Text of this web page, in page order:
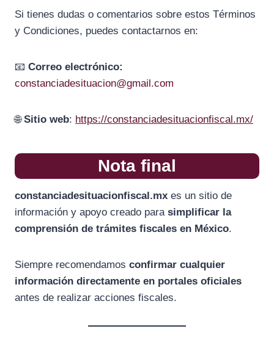
Si tienes dudas o comentarios sobre estos Términos
y Condiciones, puedes contactarnos en:
📧 Correo electrónico:
constanciadesituacion@gmail.com
🌐Sitio web: https://constanciadesituacionfiscal.mx/
Nota final
constanciadesituacionfiscal.mx es un sitio de
información y apoyo creado para simplificar la
comprensión de trámites fiscales en México.
Siempre recomendamos confirmar cualquier
información directamente en portales oficiales
antes de realizar acciones fiscales.